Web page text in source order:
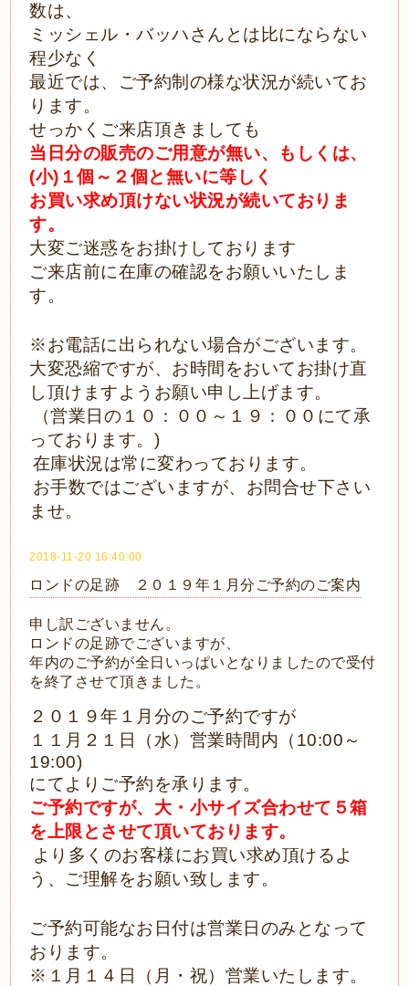
数は、
ミッシェル・バッハさんとは比にならない
程少なく
最近では、ご予約制の様な状況が続いてお
ります。
せっか くご来店頂きましても
当日分の販売のご用意が無い、もしくは、
(小)１個～２個と無いに等しく
お買い求め頂けない状況が続いておりま
す。
大変ご迷惑をお掛けしております
ご来店前に在庫の確認をお願いいたしま
す。
※お電話に出られない場合がございます。
大変恐縮ですが、お時間をおいてお掛け直
し頂けますようお願い申し上げます。
（営業日の１０：００～１９：００にて承
っております。)
在庫状況は常に変わっております。
お手数ではございますが、お問合せ下さい
ませ。
2018-11-20 16:40:00
ロンドの足跡 ２０１９年１月分ご予約のご案内
申し訳ございません。
ロンドの足跡でございますが、
年内のご予約が全日いっぱいとなりましたので受付
を終了させて頂きました。
２０１９年１月分のご予約ですが
１１月２１日（水）営業時間内（10:00～
19:00)
にてよりご予約を承ります。
ご予約ですが、大・小サイズ合わせて５箱
を上限とさせて頂いております。
より多くのお客様にお買い求め頂けるよ
う、ご理解をお願い致します。
ご予約可能なお日付は営業日のみとなって
おります。
※１月１４日（月・祝）営業いたします。